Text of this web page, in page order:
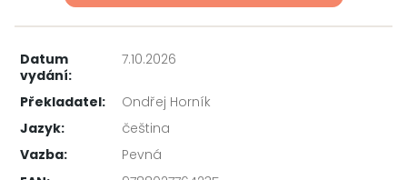
Datum
vydání:
7.10.2026
Překladatel:
Ondřej Horník
Jazyk:
čeština
Vazba:
Pevná